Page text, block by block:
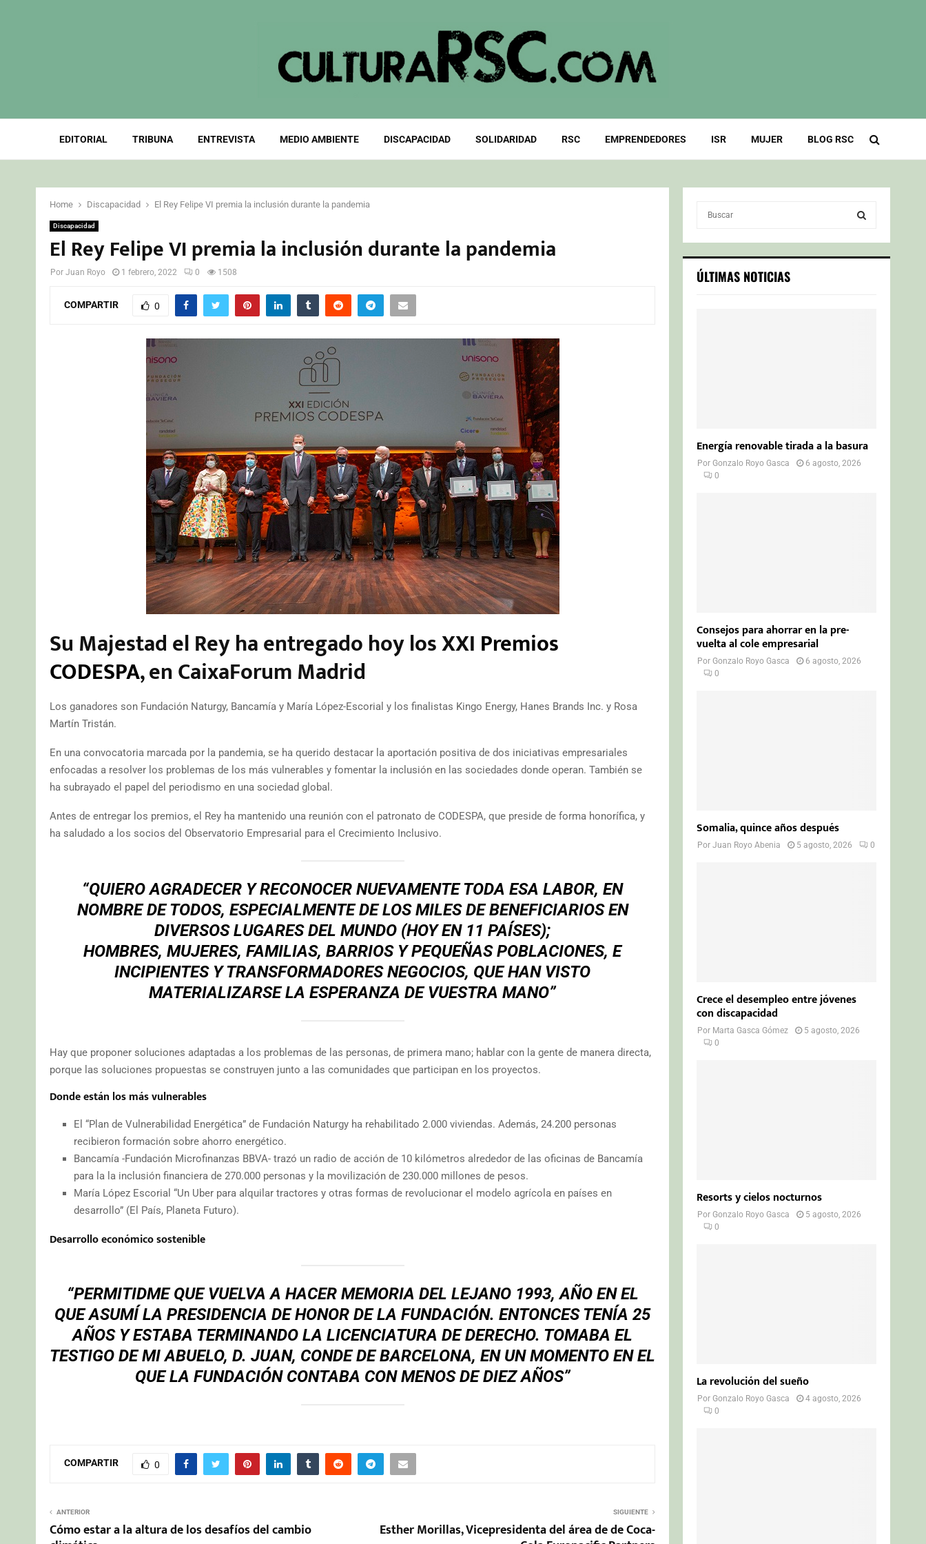
EDITORIAL TRIBUNA ENTREVISTA MEDIO AMBIENTE DISCAPACIDAD SOLIDARIDAD RSC EMPRENDEDORES ISR MUJER BLOG RSC
Home Discapacidad El Rey Felipe VI premia la inclusión durante la pandemia
Discapacidad
El Rey Felipe VI premia la inclusión durante la pandemia
Por Juan Royo 1 febrero, 2022 0 1508
COMPARTIR 0
Su Majestad el Rey ha entregado hoy los XXI Premios
CODESPA, en CaixaForum Madrid
Los ganadores son Fundación Naturgy, Bancamía y María López-Escorial y los finalistas Kingo Energy, Hanes Brands Inc. y Rosa
Martín Tristán.
En una convocatoria marcada por la pandemia, se ha querido destacar la aportación positiva de dos iniciativas empresariales
enfocadas a resolver los problemas de los más vulnerables y fomentar la inclusión en las sociedades donde operan. También se
ha subrayado el papel del periodismo en una sociedad global.
Antes de entregar los premios, el Rey ha mantenido una reunión con el patronato de CODESPA, que preside de forma honorífica, y
ha saludado a los socios del Observatorio Empresarial para el Crecimiento Inclusivo.
“QUIERO AGRADECER Y RECONOCER NUEVAMENTE TODA ESA LABOR, EN
NOMBRE DE TODOS, ESPECIALMENTE DE LOS MILES DE BENEFICIARIOS EN
DIVERSOS LUGARES DEL MUNDO (HOY EN 11 PAÍSES);
HOMBRES, MUJERES, FAMILIAS, BARRIOS Y PEQUEÑAS POBLACIONES, E
INCIPIENTES Y TRANSFORMADORES NEGOCIOS, QUE HAN VISTO
MATERIALIZARSE LA ESPERANZA DE VUESTRA MANO”
Hay que proponer soluciones adaptadas a los problemas de las personas, de primera mano; hablar con la gente de manera directa,
porque las soluciones propuestas se construyen junto a las comunidades que participan en los proyectos.
Donde están los más vulnerables
El “Plan de Vulnerabilidad Energética” de Fundación Naturgy ha rehabilitado 2.000 viviendas. Además, 24.200 personas
recibieron formación sobre ahorro energético.
Bancamía -Fundación Microfinanzas BBVA- trazó un radio de acción de 10 kilómetros alrededor de las oficinas de Bancamía
para la la inclusión financiera de 270.000 personas y la movilización de 230.000 millones de pesos.
María López Escorial “Un Uber para alquilar tractores y otras formas de revolucionar el modelo agrícola en países en
desarrollo” (El País, Planeta Futuro).
Desarrollo económico sostenible
“PERMITIDME QUE VUELVA A HACER MEMORIA DEL LEJANO 1993, AÑO EN EL
QUE ASUMÍ LA PRESIDENCIA DE HONOR DE LA FUNDACIÓN. ENTONCES TENÍA 25
AÑOS Y ESTABA TERMINANDO LA LICENCIATURA DE DERECHO. TOMABA EL
TESTIGO DE MI ABUELO, D. JUAN, CONDE DE BARCELONA, EN UN MOMENTO EN EL
QUE LA FUNDACIÓN CONTABA CON MENOS DE DIEZ AÑOS”
COMPARTIR 0
ANTERIOR
Cómo estar a la altura de los desafíos del cambio
SIGUIENTE
Esther Morillas, Vicepresidenta del área de de Coca-
c
h
S
ÚLTIMAS NOTICIAS
Energía renovable tirada a la basura
PorGonzalo Royo Gasca
6 agosto, 2026
0
Consejos para ahorrar en la pre-
vuelta al cole empresarial
PorGonzalo Royo Gasca
6 agosto, 2026
0
Somalia, quince años después
PorJuan Royo Abenia 5 agosto, 2026 0
Crece el desempleo entre jóvenes
con discapacidad
Por Marta Gasca Gómez
5 agosto, 2026
0
Resorts y cielos nocturnos
PorGonzalo Royo Gasca
5 agosto, 2026
0
La revolución del sueño
PorGonzalo Royo Gasca
4 agosto, 2026
0